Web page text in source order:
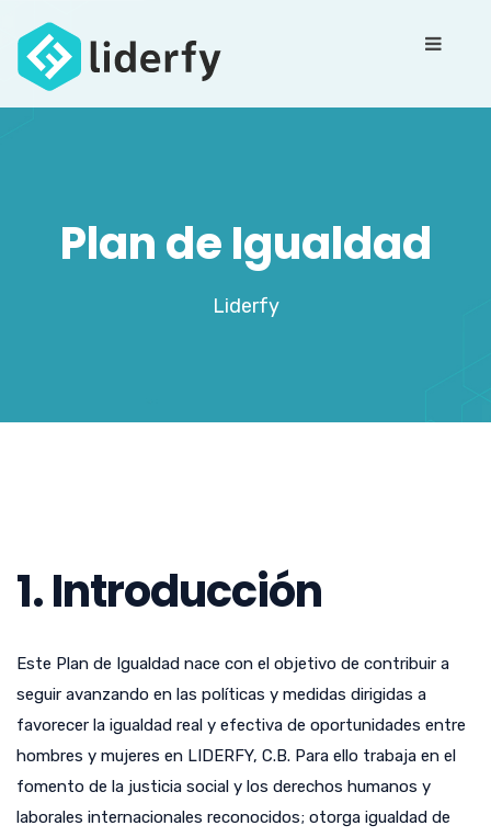
Plan de Igualdad
Liderfy
1. Introducción
Este Plan de Igualdad nace con el objetivo de contribuir a
seguir avanzando en las políticas y medidas dirigidas a
favorecer la igualdad real y efectiva de oportunidades entre
hombres y mujeres en LIDERFY, C.B. Para ello trabaja en el
fomento de la justicia social y los derechos humanos y
laborales internacionales reconocidos; otorga igualdad de